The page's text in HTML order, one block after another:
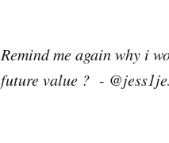
Remind me again why i
future value ? -